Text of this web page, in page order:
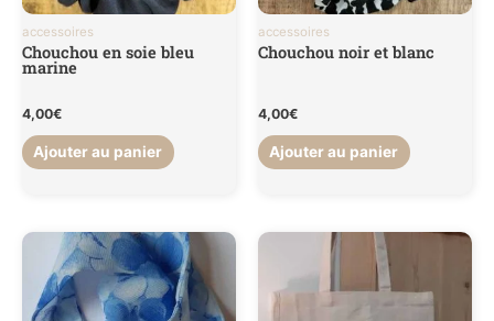
accessoires
Chouchou en soie bleu
marine
4,00€
Ajouter au panier
accessoires
Chouchou noir et blanc
4,00€
Ajouter au panier